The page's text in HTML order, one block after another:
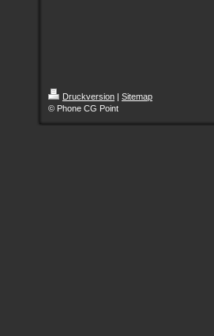
Druckversion | Sitemap
© Phone CG Point